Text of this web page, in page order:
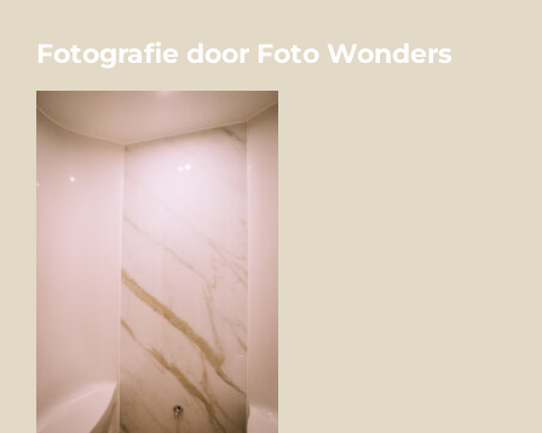
FOTO’S
INFO
GIFTCARD
Fotografie door Foto Wonders